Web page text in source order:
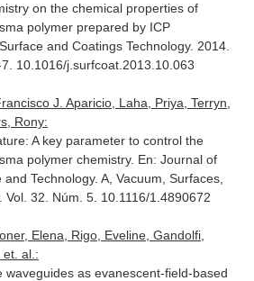
on the chemical properties of
polymer prepared by ICP
and Coatings Technology. 2014.
10.1016/j.surfcoat.2013.10.063
J. Aparicio, Laha, Priya, Terryn,
Rony:
A key parameter to control the
polymer chemistry. En: Journal of
Technology. A, Vacuum, Surfaces,
Vol. 32. Núm. 5. 10.1116/1.4890672
Elena, Rigo, Eveline, Gandolfi,
et. al.:
waveguides as evanescent-field-based